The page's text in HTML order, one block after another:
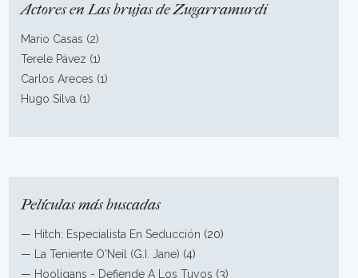
Actores en Las brujas de Zugarramurdi
Mario Casas (2)
Terele Pávez (1)
Carlos Areces (1)
Hugo Silva (1)
Películas más buscadas
— Hitch: Especialista En Seducción (20)
—
La Teniente O'Neil (G.I. Jane) (4)
— Hooligans - Defiende A Los Tuyos (3)